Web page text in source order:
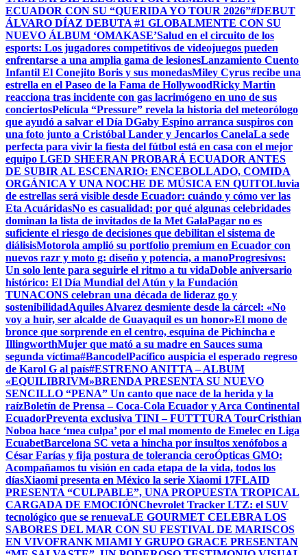
ECUADOR CON SU “QUERIDA YO TOUR 2026”#DEBUT
ÁLVARO DÍAZ DEBUTA #1 GLOBALMENTE CON SU
NUEVO ÁLBUM ‘OMAKASE’Salud en el circuito de los
esports: Los jugadores competitivos de videojuegos pueden
enfrentarse a una amplia gama de lesionesLanzamiento Cuento
Infantil El Conejito Boris y sus monedasMiley Cyrus recibe una
estrella en el Paseo de la Fama de HollywoodRicky Martin
reacciona tras incidente con gas lacrimógeno en uno de sus
conciertosPelícula “Pressure” revela la historia del meteorólogo
que ayudó a salvar el Día DGaby Espino arranca suspiros con
una foto junto a Cristóbal Lander y Jencarlos CanelaLa sede
perfecta para vivir la fiesta del fútbol está en casa con el mejor
equipo LGED SHEERAN PROBARÁ ECUADOR ANTES
DE SUBIR AL ESCENARIO: ENCEBOLLADO, COMIDA
ORGÁNICA Y UNA NOCHE DE MÚSICA EN QUITOLluvia
de estrellas será visible desde Ecuador: cuándo y cómo ver las
Eta AcuáridasNo es casualidad: por qué algunas celebridades
dominan la lista de invitados de la Met GalaPagar no es
suficiente el riesgo de decisiones que debilitan el sistema de
diálisisMotorola amplió su portfolio premium en Ecuador con
nuevos razr y moto g: diseño y potencia, a manoProgresivos:
Un solo lente para seguirle el ritmo a tu vidaDoble aniversario
histórico: El Día Mundial del Atún y la Fundación
TUNACONS celebran una década de lideraz go y
sostenibilidadAquiles Alvarez desmiente desde la cárcel: «No
voy a huir, ser alcalde de Guayaquil es un honor»El mono de
bronce que sorprende en el centro, esquina de Pichincha e
IllingworthMujer que mató a su madre en Sauces suma
segunda víctima#BancodelPacífico auspicia el esperado regreso
de Karol G al país#ESTRENO ANITTA – ALBUM
«EQUILIBRIVM»BRENDA PRESENTA SU NUEVO
SENCILLO “PENA” Un canto que nace de la herida y la
raízBoletín de Prensa – Coca-Cola Ecuador y Arca Continental
EcuadorPreventa exclusiva TINI – FUTTTURA TourCristhian
Noboa hace ‘mea culpa’ por el mal momento de Emelec en Liga
EcuabetBarcelona SC veta a hincha por insultos xenófobos a
César Farías y fija postura de tolerancia ceroÓpticas GMO:
Acompañamos tu visión en cada etapa de la vida, todos los
díasXiaomi presenta en México la serie Xiaomi 17FLAID
PRESENTA “CULPABLE”, UNA PROPUESTA TROPICAL
CARGADA DE EMOCIÓNChevrolet Tracker LTZ: el SUV
tecnológico que se renuevaLE GOURMET CELEBRA LOS
SABORES DEL MAR CON SU FESTIVAL DE MARISCOS
EN VIVOFRANK MIAMI Y GRUPO GRACE PRESENTAN